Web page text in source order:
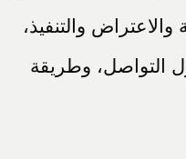
والتنفيذ،
التواصل، وطريقة